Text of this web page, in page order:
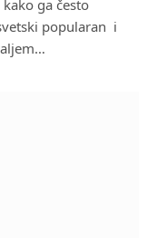
ga često
popularan i